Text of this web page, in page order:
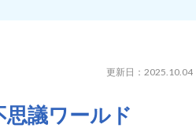
更新日：2025.10.04
議ワールド